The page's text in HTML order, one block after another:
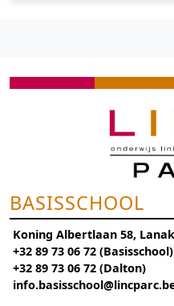
BASISSCHOOL
Koning Albertlaan 58,
+32 89 73 06 72 (Basisschool)
+32 89 73 06 72 (Dalton)